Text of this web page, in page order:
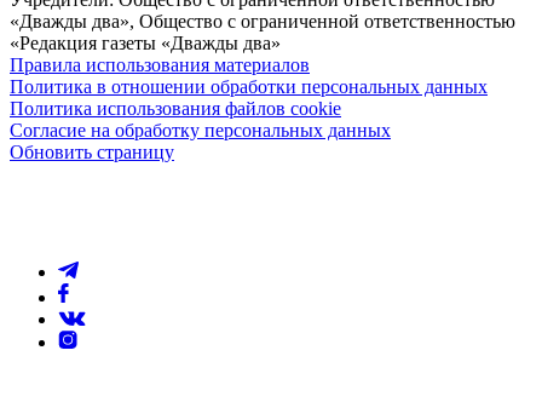
«Дважды два», Общество с ограниченной ответственностью
«Редакция газеты «Дважды два»
Правила использования материалов
Политика в отношении обработки персональных данных
Политика использования файлов cookie
Согласие на обработку персональных данных
Обновить страницу